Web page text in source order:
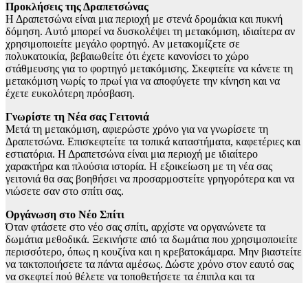
Προκλήσεις της Δραπετσώνας
Η Δραπετσώνα είναι μια περιοχή με στενά δρομάκια και πυκνή
δόμηση. Αυτό μπορεί να δυσκολέψει τη μετακόμιση, ιδιαίτερα αν
χρησιμοποιείτε μεγάλο φορτηγό. Αν μετακομίζετε σε
πολυκατοικία, βεβαιωθείτε ότι έχετε κανονίσει το χώρο
στάθμευσης για το φορτηγό μετακόμισης. Σκεφτείτε να κάνετε τη
μετακόμιση νωρίς το πρωί για να αποφύγετε την κίνηση και να
έχετε ευκολότερη πρόσβαση.
Γνωρίστε τη Νέα σας Γειτονιά
Μετά τη μετακόμιση, αφιερώστε χρόνο για να γνωρίσετε τη
Δραπετσώνα. Επισκεφτείτε τα τοπικά καταστήματα, καφετέριες και
εστιατόρια. Η Δραπετσώνα είναι μια περιοχή με ιδιαίτερο
χαρακτήρα και πλούσια ιστορία. Η εξοικείωση με τη νέα σας
γειτονιά θα σας βοηθήσει να προσαρμοστείτε γρηγορότερα και να
νιώσετε σαν στο σπίτι σας.
Οργάνωση στο Νέο Σπίτι
Όταν φτάσετε στο νέο σας σπίτι, αρχίστε να οργανώνετε τα
δωμάτια μεθοδικά. Ξεκινήστε από τα δωμάτια που χρησιμοποιείτε
περισσότερο, όπως η κουζίνα και η κρεβατοκάμαρα. Μην βιαστείτε
να τακτοποιήσετε τα πάντα αμέσως. Δώστε χρόνο στον εαυτό σας
να σκεφτεί πού θέλετε να τοποθετήσετε τα έπιπλα και τα